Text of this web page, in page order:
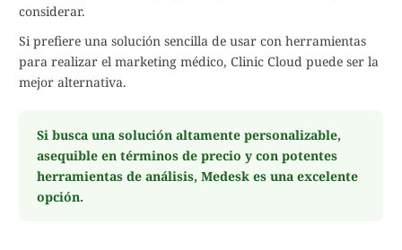
considerar.
Si prefiere una solución sencilla de usar con herramientas
para realizar el marketing médico, Clinic Cloud puede ser la
mejor alternativa.
Si busca una solución altamente personalizable,
asequible en términos de precio y con potentes
herramientas de análisis, Medesk es una excelente
opción.